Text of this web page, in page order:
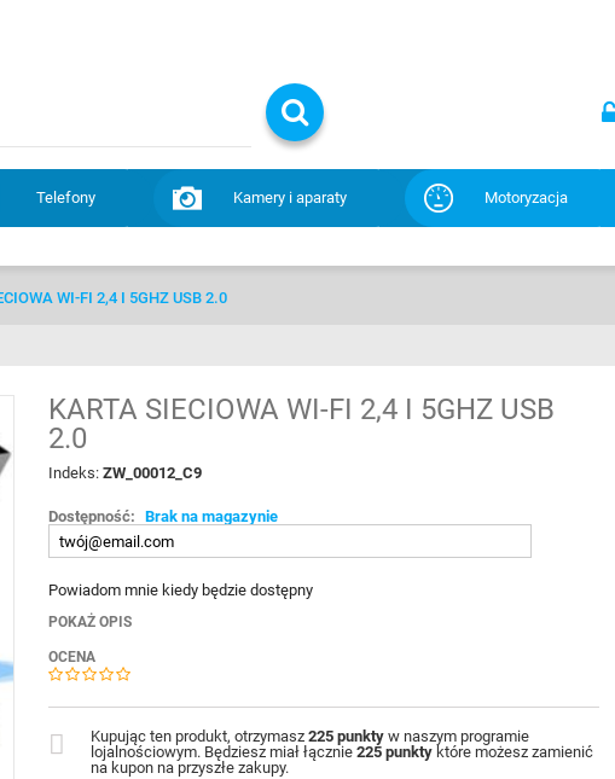
Telefony Kamery i aparaty Motoryzacja
WI-FI 2,4 I 5GHZ USB 2.0
KARTA SIECIOWA WI-FI 2,4 I 5GHZ USB
2.0
Indeks:ZW_00012_C9
Dostępność: Brak na magazynie
Powiadom mnie kiedy będzie dostępny
POKAŻ OPIS
OCENA
Kupując ten produkt, otrzymasz225 punkty w naszym programie
lojalnościowym. Będziesz miał łącznie225 punkty które możesz zamienić
na kupon na przyszłe zakupy.